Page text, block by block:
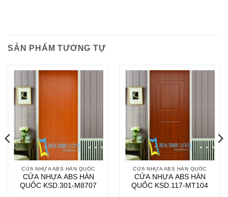
SẢN PHẨM TƯƠNG TỰ
CỬA NHỰA ABS HÀN QUỐC
CỬA NHỰA ABS HÀN
QUỐC KSD.301-M8707
CỬA NHỰA ABS HÀN QUỐC
CỬA NHỰA ABS HÀN
QUỐC KSD.117-MT104